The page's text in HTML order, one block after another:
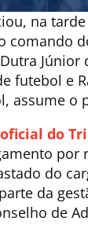
na
comando
Júnior
futebol e
assume o
do
por
do
da
de